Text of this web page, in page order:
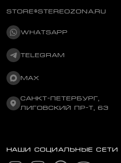
STORE@STEREOZONA.RU
WHATSAPP
TELEGRAM
MAX
САНКТ-ПЕТЕРБУРГ,
ЛИГОВСКИЙ ПР-Т, 63
НАШИ СОЦИАЛЬНЫЕ СЕТИ